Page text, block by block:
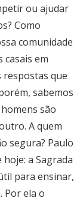
ou ajudar
Como
comunidade
casais em
respostas que
sabemos
são
A quem
segura? Paulo
a Sagrada
para ensinar,
Por ela o